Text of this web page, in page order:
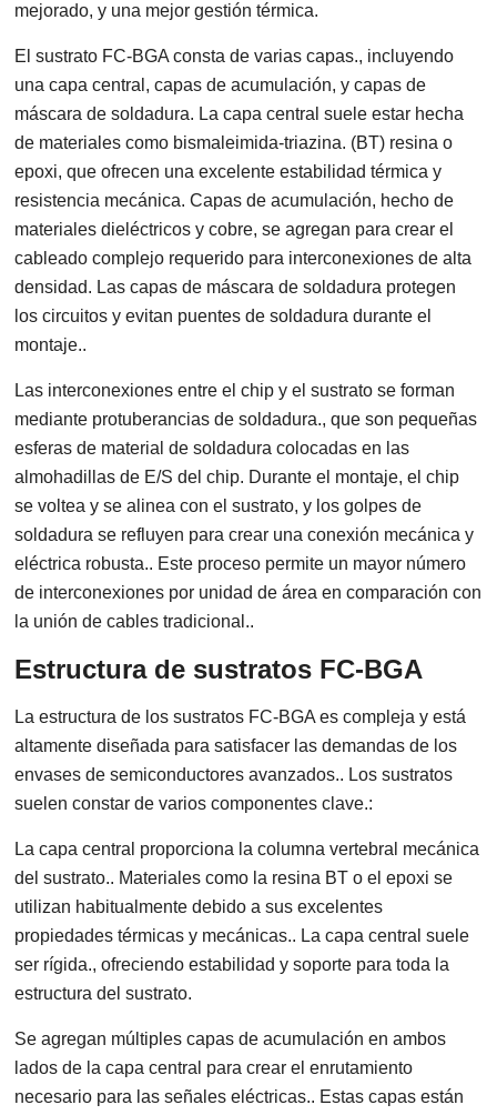
mejorado, y una mejor gestión térmica.
El sustrato FC-BGA consta de varias capas., incluyendo
una capa central, capas de acumulación, y capas de
máscara de soldadura. La capa central suele estar hecha
de materiales como bismaleimida-triazina. (BT) resina o
epoxi, que ofrecen una excelente estabilidad térmica y
resistencia mecánica. Capas de acumulación, hecho de
materiales dieléctricos y cobre, se agregan para crear el
cableado complejo requerido para interconexiones de alta
densidad. Las capas de máscara de soldadura protegen
los circuitos y evitan puentes de soldadura durante el
montaje..
Las interconexiones entre el chip y el sustrato se forman
mediante protuberancias de soldadura., que son pequeñas
esferas de material de soldadura colocadas en las
almohadillas de E/S del chip. Durante el montaje, el chip
se voltea y se alinea con el sustrato, y los golpes de
soldadura se refluyen para crear una conexión mecánica y
eléctrica robusta.. Este proceso permite un mayor número
de interconexiones por unidad de área en comparación con
la unión de cables tradicional..
Estructura de sustratos FC-BGA
La estructura de los sustratos FC-BGA es compleja y está
altamente diseñada para satisfacer las demandas de los
envases de semiconductores avanzados.. Los sustratos
suelen constar de varios componentes clave.:
La capa central proporciona la columna vertebral mecánica
del sustrato.. Materiales como la resina BT o el epoxi se
utilizan habitualmente debido a sus excelentes
propiedades térmicas y mecánicas.. La capa central suele
ser rígida., ofreciendo estabilidad y soporte para toda la
estructura del sustrato.
Se agregan múltiples capas de acumulación en ambos
lados de la capa central para crear el enrutamiento
necesario para las señales eléctricas.. Estas capas están